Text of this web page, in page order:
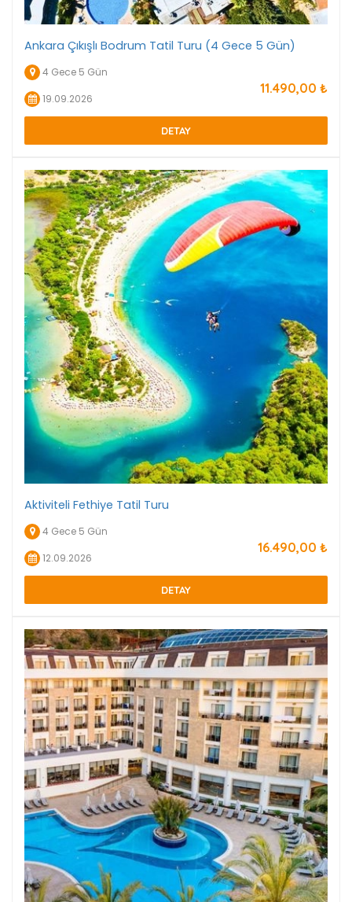
Ankara Çıkışlı Bodrum Tatil Turu (4 Gece 5 Gün)
4 Gece 5 Gün
19.09.2026
11.490,00 ₺
DETAY
Aktiviteli Fethiye Tatil Turu
4 Gece 5 Gün
12.09.2026
16.490,00 ₺
DETAY